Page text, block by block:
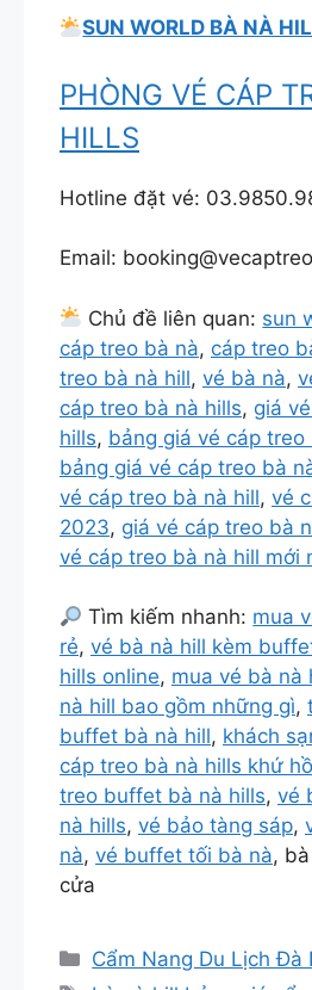
SUN WORLD BÀ NÀ
PHÒNG VÉ CÁP
HILLS
Hotline đặt vé:
Email:
Chủ đề liên quan: sun
cáp treo bà nà, cáp treo
treo bà nà hill, vé bà nà,
cáp treo bà nà hills, giá
hills, bảng giá vé cáp
bảng giá vé cáp treo bà
vé cáp treo bà nà hill, vé
2023, giá vé cáp treo bà
vé cáp treo bà nà hill mới
Tìm kiếm nhanh: mua
rẻ, vé bà nà hill kèm
hills online, mua vé bà nà
nà hill bao gồm những gì,
buffet bà nà hill, khách
cáp treo bà nà hills khứ
treo buffet bà nà hills, vé
nà hills, vé bảo tàng sáp,
nà, vé buffet tối bà nà,
cửa
Danh
mục
Cẩm Nang Du Lịch Đà